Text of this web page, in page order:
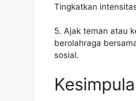
Tingkatkan
5. Ajak teman atau
berolahraga
sosial.